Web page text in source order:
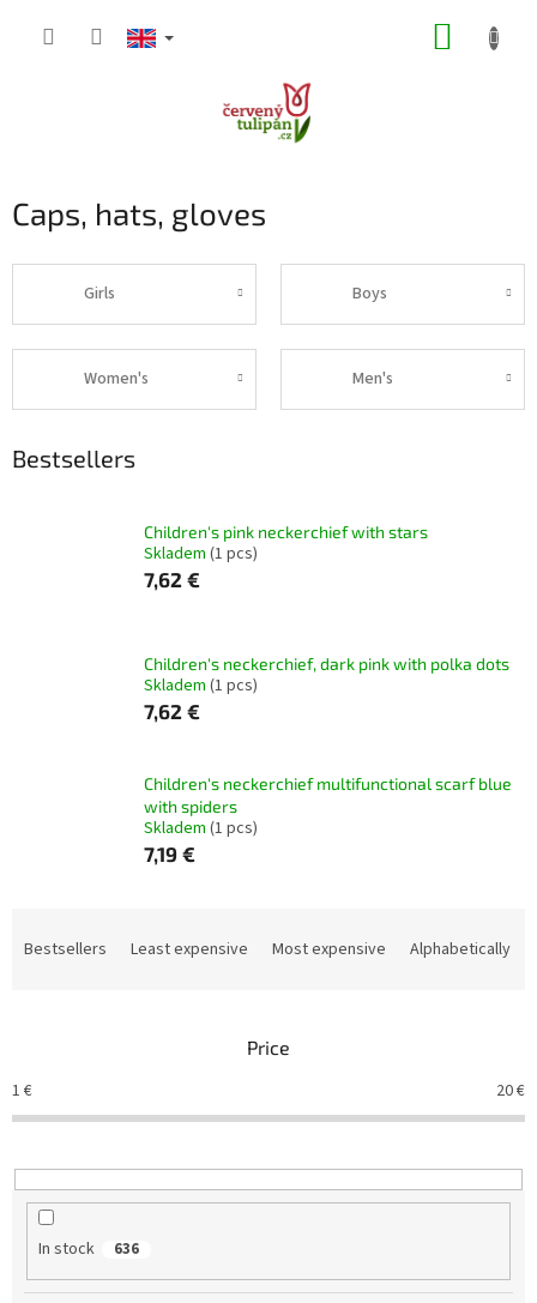
Caps, hats, gloves
Girls Boys
Women's Men's
Bestsellers
Children's pink neckerchief with stars
Skladem (1 pcs)
7,62 €
Children's neckerchief, dark pink with polka dots
Skladem (1 pcs)
7,62 €
Children's neckerchief multifunctional scarf blue
with spiders
Skladem (1 pcs)
7,19 €
t
s
o
t
Bestsellers Least expensive Most expensive Alphabetically
Price
1 € 20€
In stock 636